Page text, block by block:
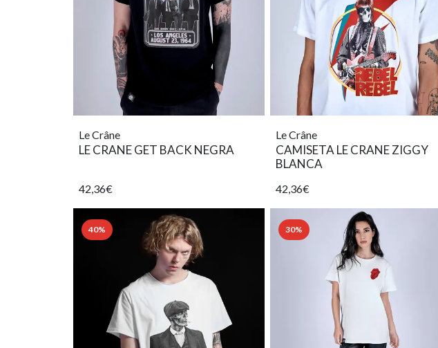
Le Crâne
LE CRANE GET BACK NEGRA
42,36€
Le Crâne
CAMISETA LE CRANE ZIGGY
BLANCA
42,36€
40% 30%